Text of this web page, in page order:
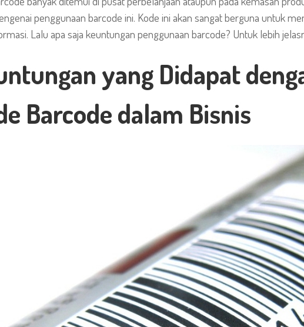
penggunaan barcode ini. Kode ini akan sangat berguna untuk
Lalu apa saja keuntungan penggunaan barcode? Untuk lebih
yang Didapat
Barcode dalam Bisnis